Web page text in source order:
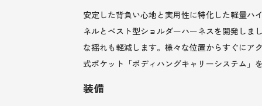
安定した背負い心地と実用性に特化した軽量ハ
ネルとベスト型ショルダーハーネスを開発しま
な揺れも軽減します。様々な位置からすぐにア
式ポケット「ボディハングキャリーシステム」
装備